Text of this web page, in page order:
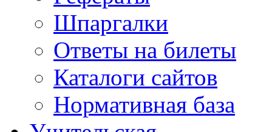
Шпаргалки
Ответы на билеты
Каталоги сайтов
Нормативная база